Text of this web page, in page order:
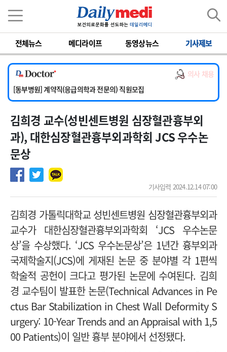
전체뉴스 메디라이프 동영상뉴스 기사제보
의사 채용
[서울아산병원] 2026년 하반기 인턴 모집
[영남대학교의료원] 마취통증의학과 임기제 임상의사 채용
[충남대학교병원] 소아청소년과(소아응급전담) 계약직 의사 공개채용
[동부병원] 계약직(응급의학과 전문의) 직원모집
[이대목동병원] 하반기 전공의(레지던트1년차) 모집
[서울아산병원] 2026년 하반기 인턴 모집
[영남대학교의료원] 마취통증의학과 임기제 임상의사 채용
김희경 교수(성빈센트병원 심장혈관흉부외
과), 대한심장혈관흉부외과학회 JCS 우수논
문상
기사입력 2024.12.14 07:00
김희경 가톨릭대학교 성빈센트병원 심장혈관흉부외과
교수가 대한심장혈관흉부외과학회 ‘JCS 우수논문
상’을 수상했다. ‘JCS 우수논문상’은 1년간 흉부외과
국제학술지(JCS)에 게재된 논문 중 분야별 각 1편씩
학술적 공헌이 크다고 평가된 논문에 수여된다. 김희
경 교수팀이 발표한 논문(Technical Advances in Pe
ctus Bar Stabilization in Chest Wall Deformity S
urgery: 10-Year Trends and an Appraisal with 1,5
00 Patients)이 일반 흉부 분야에서 선정됐다.